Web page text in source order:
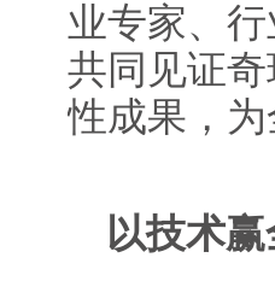
业专家、
共同见证
性成果，
以技术